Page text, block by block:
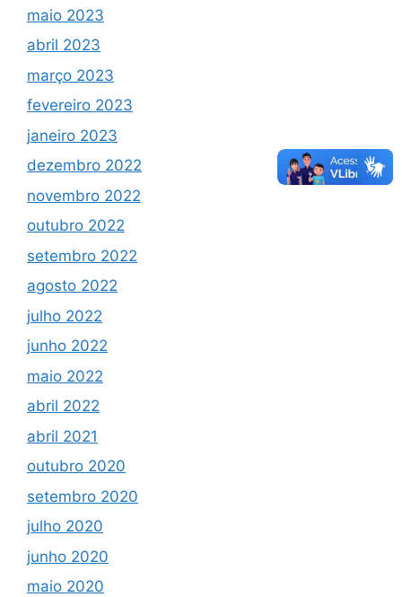
maio 2023
abril 2023
março 2023
fevereiro 2023
janeiro 2023
dezembro 2022
novembro 2022
outubro 2022
setembro 2022
agosto 2022
julho 2022
junho 2022
maio 2022
abril 2022
abril 2021
outubro 2020
setembro 2020
julho 2020
junho 2020
maio 2020